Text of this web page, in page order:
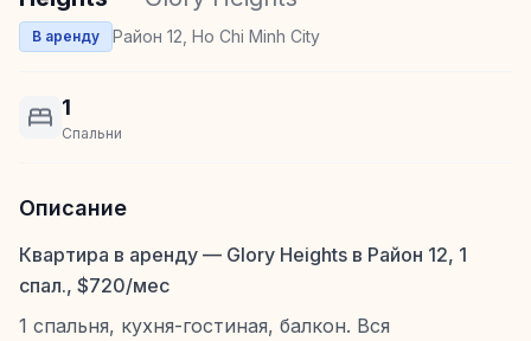
В аренду Район 12, Ho Chi Minh City
1
Спальни
Описание
Квартира в аренду — Glory Heights в Район 12, 1
спал., $720/мес
1 спальня, кухня-гостиная, балкон. Вся